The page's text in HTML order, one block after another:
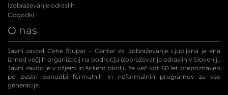
Izobraževanje odraslih
Dogodki
O nas
Javni zavod Cene Štupar – Center za izobraževanje Ljubljana je ena
izmed večjih organizacij na področju izobraževanja odraslih v Sloveniji.
Javni zavod je v ožjem in širšem okolju že več kot 60 let prepoznaven
po pestri ponudbi formalnih in neformalnih programov za vse
generacije.